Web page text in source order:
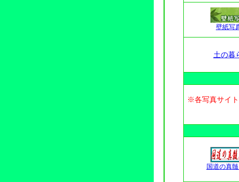
壁紙写
土の暮
※各写真サイト
国道の真